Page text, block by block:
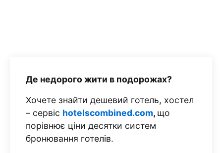
Де недорого жити в подорожах?
Хочете знайти дешевий готель, хостел
– сервіс hotelscombined.com, що
порівнює ціни десятки систем
бронювання готелів.